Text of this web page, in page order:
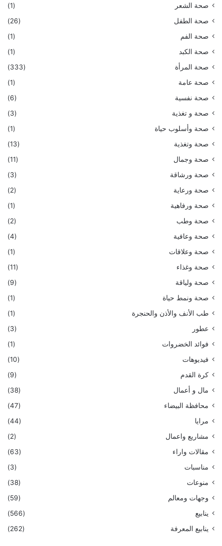
صحة الشعر
(1)
صحة الطفل
(26)
صحة الفم
(1)
صحة الكبد
(1)
صحة المرأة
(333)
صحة عامة
(1)
صحة نفسية
(6)
صحة و تغذية
(3)
صحة وأسلوب حياة
(1)
صحة وتغذية
(13)
صحة وجمال
(11)
صحة ورشاقة
(3)
صحة ورعاية
(2)
صحة ورفاهية
(1)
صحة وطب
(2)
صحة وعافية
(4)
صحة وعلاقات
(1)
صحة وغذاء
(11)
صحة ولياقة
(9)
صحة ونمط حياة
(1)
طب الأنف والأذن والحنجرة
(1)
عطور
(3)
فوائد الخضروات
(1)
فيديوهات
(10)
كرة القدم
(9)
مال و أعمال
(38)
محافظة البيضاء
(47)
مرايا
(44)
مشاريع واعمال
(2)
مقالات واراء
(63)
مناسبات
(3)
منوعات
(38)
وجهات ومعالم
(59)
ينابيع
(566)
ينابيع المعرفة
(262)